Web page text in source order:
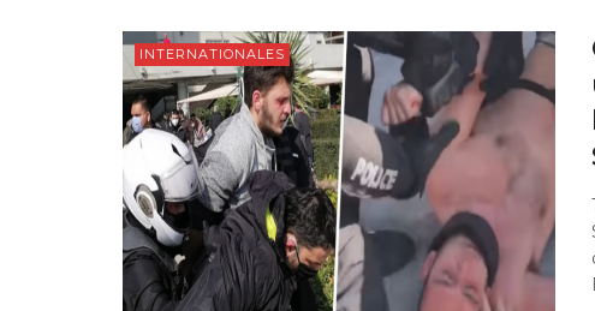
INTERNATIONALES